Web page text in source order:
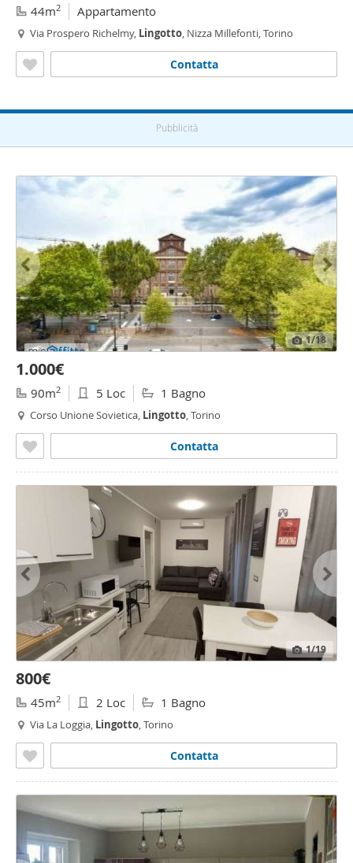
44m2 Appartamento
Via Prospero Richelmy, Lingotto, Nizza Millefonti, Torino
Contatta
Pubblicità
1/18
1.000€
90m2 5 Loc 1 Bagno
Corso Unione Sovietica, Lingotto, Torino
Contatta
1/19
800€
45m2 2 Loc 1 Bagno
Via La Loggia, Lingotto, Torino
Contatta